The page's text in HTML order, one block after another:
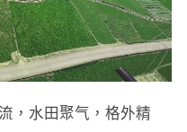
，水田聚气，格外精